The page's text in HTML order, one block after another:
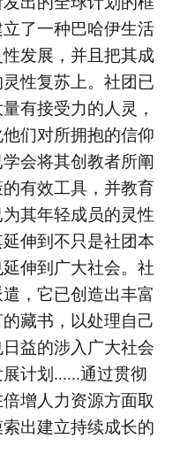
了一种巴哈伊生活
发展，并且把其成
性复苏上。社团已
有接受力的人灵，
们对所拥抱的信仰
会将其创教者所阐
有效工具，并教育
其年轻成员的灵性
伸到不只是社团本
伸到广大社会。社
，它已创造出丰富
藏书，以处理自己
益的涉入广大社会
计划......通过贯彻
增人力资源方面取
出建立持续成长的